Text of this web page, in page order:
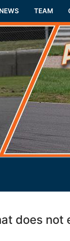
NEWS TEAM
does not